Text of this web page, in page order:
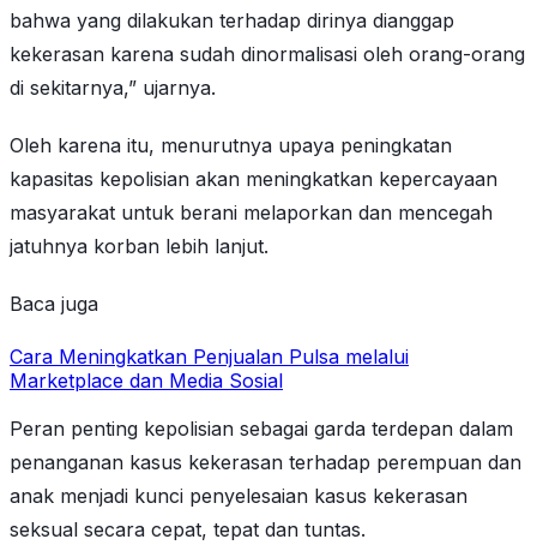
bahwa yang dilakukan terhadap dirinya dianggap
kekerasan karena sudah dinormalisasi oleh orang-orang
di sekitarnya,” ujarnya.
Oleh karena itu, menurutnya upaya peningkatan
kapasitas kepolisian akan meningkatkan kepercayaan
masyarakat untuk berani melaporkan dan mencegah
jatuhnya korban lebih lanjut.
Baca juga
Cara Meningkatkan Penjualan Pulsa melalui
Marketplace dan Media Sosial
Peran penting kepolisian sebagai garda terdepan dalam
penanganan kasus kekerasan terhadap perempuan dan
anak menjadi kunci penyelesaian kasus kekerasan
seksual secara cepat, tepat dan tuntas.